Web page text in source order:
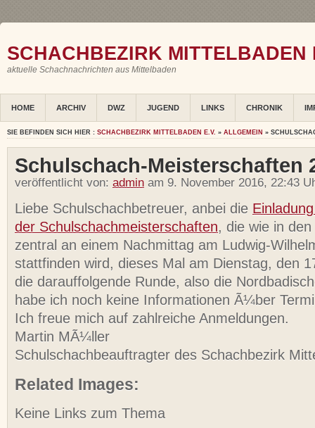
SCHACHBEZIRK MITTELBADEN
aktuelle Schachnachrichten aus Mittelbaden
HOME ARCHIV DWZ JUGEND LINKS CHRONIK
SIE BEFINDEN SICH HIER : SCHACHBEZIRK MITTELBADEN E.V. » ALLGEMEIN »
Schulschach-Meisterschaften
veröffentlicht von: admin am 9. November 2016, 22:43
Liebe Schulschachbetreuer, anbei die
der Schulschachmeisterschaften, die wie in
zentral an einem Nachmittag am Ludwig-
stattfinden wird, dieses Mal am Dienstag, den
die darauffolgende Runde, also die
habe ich noch keine Informationen Ã¼ber
Ich freue mich auf zahlreiche Anmeldungen.
Martin MÃ¼ller
Schulschachbeauftragter des Schachbezirk
Related Images:
Keine Links zum Thema